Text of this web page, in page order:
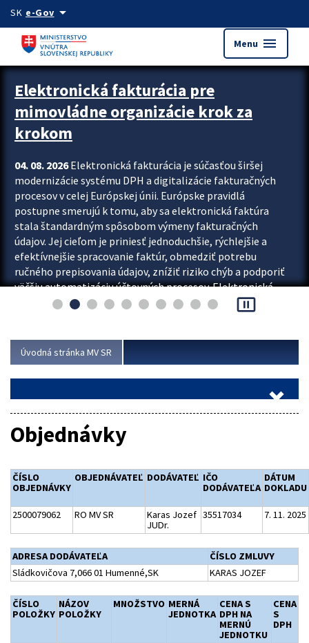
Preskocit na hlavný obsah
SK e-Govarrow_drop_down
Menu menu
Zastavit automatický posun upútavok
Elektronická fakturácia pre
mimovládne organizácie krok za
krokom
04. 08. 2026Elektronická fakturácia je súčasťou širšej
modernizácie systému DPH a digitalizácie fakturačných
procesov v celej Európskej únii. Európske pravidlá
postupne smerujú k tomu, aby sa elektronická faktúra
stala štandardným spôsobom výmeny fakturačných
údajov. Jej cieľom je priniesť jednoduchšie, rýchlejšie a
efektívnejšie spracovanie faktúr, obmedziť potrebu
ručného prepisovania údajov, znížiť riziko chýb a podporiť
väčšiu automatizáciu účtovných procesov. Elektronická
fakturácia preto nepredstavuje...
pause_presentation
Úvodná stránka MV SR
Objednávky
ČÍSLO
OBJEDNÁVKY
OBJEDNÁVATEĽ DODÁVATEĽ IČO
DODÁVATEĽA
DÁTUM
DOKLADU
2500079062 RO MV SR
Karas Jozef
JUDr.
35517034 7. 11. 2025
ADRESA DODÁVATEĽA
ČÍSLO ZMLUVY
Sládkovičova 7,066 01 Humenné,SK
KARAS JOZEF
ČÍSLO
POLOŽKY
NÁZOV
POLOŽKY
MNOŽSTVO MERNÁ
JEDNOTKA
CENA S
DPH NA
MERNÚ
JEDNOTKU
CENA
S
DPH